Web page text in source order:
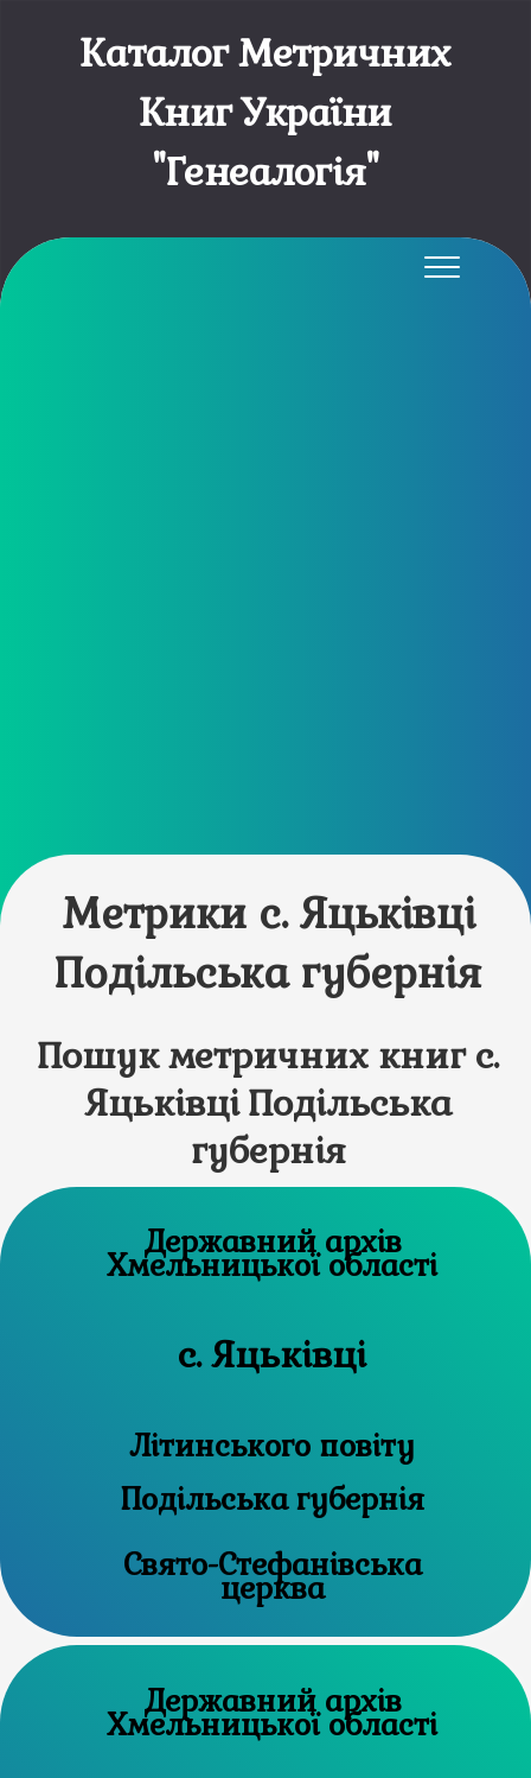
Каталог Метричних
Книг України
"Генеалогія"
Метрики с. Яцьківці
Подільська губернія
Пошук метричних книг с.
Яцьківці Подільська
губернія
Державний архів
Хмельницької області
с. Яцьківці
Літинського повіту
Подільська губернія
Свято-Стефанівська
церква
Державний архів
Хмельницької області